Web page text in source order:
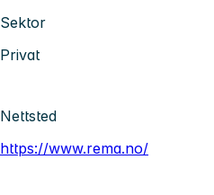
Sektor
Privat
Nettsted
https://www.rema.no/